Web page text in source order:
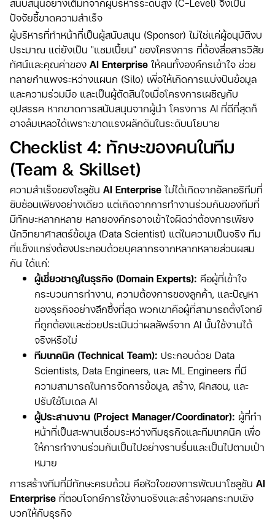
สนับสนุนอย่างเต็มที่จากผู้บริหารระดับสูง (C-Level) จึงเป็น
ปัจจัยชี้ขาดความสำเร็จ
ผู้บริหารที่ทำหน้าที่เป็นผู้สนับสนุน (Sponsor) ไม่ใช่แค่ผู้อนุมัติงบ
ประมาณ แต่ยังเป็น "แชมเปี้ยน" ของโครงการ ที่ต้องสื่อสารวิสัย
ทัศน์และคุณค่าของ AI Enterprise ให้คนทั้งองค์กรเข้าใจ ช่วย
ทลายกำแพงระหว่างแผนก (Silo) เพื่อให้เกิดการแบ่งปันข้อมูล
และความร่วมมือ และเป็นผู้ตัดสินใจเมื่อโครงการเผชิญกับ
อุปสรรค หากขาดการสนับสนุนจากผู้นำ โครงการ AI ที่ดีที่สุดก็
อาจล้มเหลวได้เพราะขาดแรงผลักดันในระดับนโยบาย
Checklist 4: ทักษะของคนในทีม
(Team & Skillset)
ความสำเร็จของโซลูชัน AI Enterpriseไม่ได้เกิดจากอัลกอริทึมที่
ซับซ้อนเพียงอย่างเดียว แต่เกิดจากการทำงานร่วมกันของทีมที่
มีทักษะหลากหลาย หลายองค์กรอาจเข้าใจผิดว่าต้องการเพียง
นักวิทยาศาสตร์ข้อมูล (Data Scientist) แต่ในความเป็นจริง ทีม
ที่แข็งแกร่งต้องประกอบด้วยบุคลากรจากหลากหลายส่วนผสม
กัน ได้แก่:
ผู้เชี่ยวชาญในธุรกิจ (Domain Experts): คือผู้ที่เข้าใจ
กระบวนการทำงาน, ความต้องการของลูกค้า, และปัญหา
ของธุรกิจอย่างลึกซึ้งที่สุด พวกเขาคือผู้ที่สามารถตั้งโจทย์
ที่ถูกต้องและช่วยประเมินว่าผลลัพธ์จาก AI นั้นใช้งานได้
จริงหรือไม่
ทีมเทคนิค (Technical Team): ประกอบด้วย Data
Scientists, Data Engineers, และ ML Engineers ที่มี
ความสามารถในการจัดการข้อมูล, สร้าง, ฝึกสอน, และ
ปรับใช้โมเดล AI
ผู้ประสานงาน (Project Manager/Coordinator): ผู้ที่ทำ
หน้าที่เป็นสะพานเชื่อมระหว่างทีมธุรกิจและทีมเทคนิค เพื่อ
ให้การทำงานร่วมกันเป็นไปอย่างราบรื่นและเป็นไปตามเป้า
หมาย
การสร้างทีมที่มีทักษะครบถ้วน คือหัวใจของการพัฒนาโซลูชัน AI
Enterprise ที่ตอบโจทย์การใช้งานจริงและสร้างผลกระทบเชิง
บวกให้กับธุรกิจ